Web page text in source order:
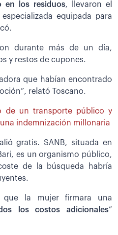
en los residuos, llevaron el
equipada para
durante más de un día,
y restos de cupones.
que habían encontrado
relató Toscano.
de un transporte público y
indemnización millonaria
gratis. SANB, situada en
es un organismo público,
de la búsqueda habría
que la mujer firmara una
los costos adicionales”